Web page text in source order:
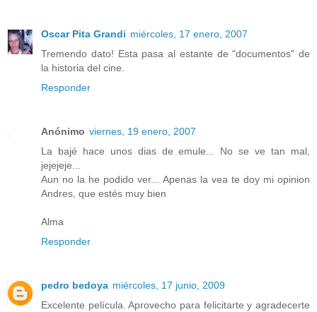
Oscar Pita Grandi miércoles, 17 enero, 2007
Tremendo dato! Esta pasa al estante de "documentos" de
la historia del cine.
Responder
Anónimo viernes, 19 enero, 2007
La bajé hace unos dias de emule... No se ve tan mal,
jejejeje...
Aun no la he podido ver... Apenas la vea te doy mi opinion
Andres, que estés muy bien
Alma
Responder
pedro bedoya miércoles, 17 junio, 2009
Excelente película. Aprovecho para felicitarte y agradecerte